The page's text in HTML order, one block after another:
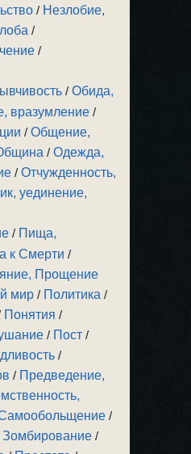
/ Незлобие,
/
/
/Обида,
вразумление /
/Общение,
/Одежда,
/Отчужденность,
уединение,
/ Пища,
к Смерти /
Прощение
мир / Политика /
Понятия /
/ Пост /
/
/ Предведение,
/
Зомбирование /